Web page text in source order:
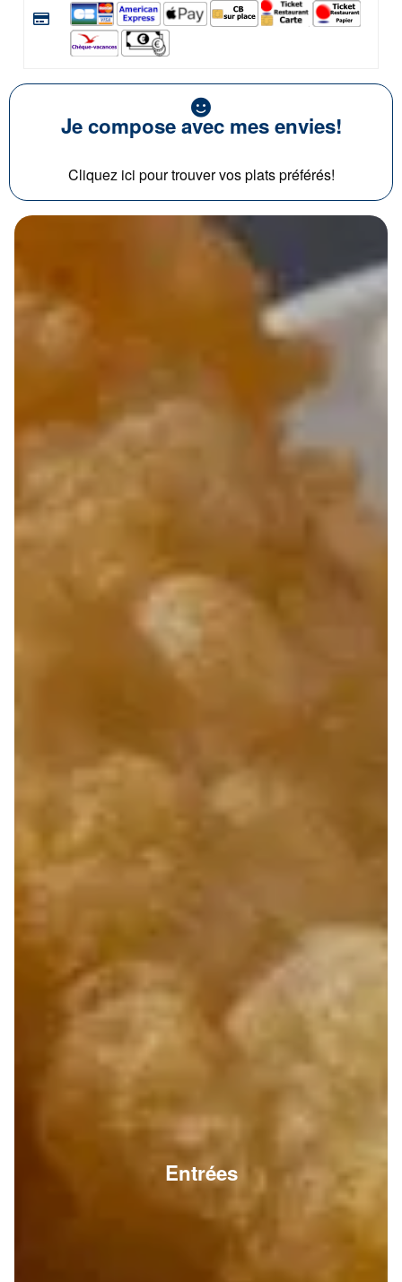
Je compose avec mes envies!
Cliquez ici pour trouver vos plats préférés!
Entrées